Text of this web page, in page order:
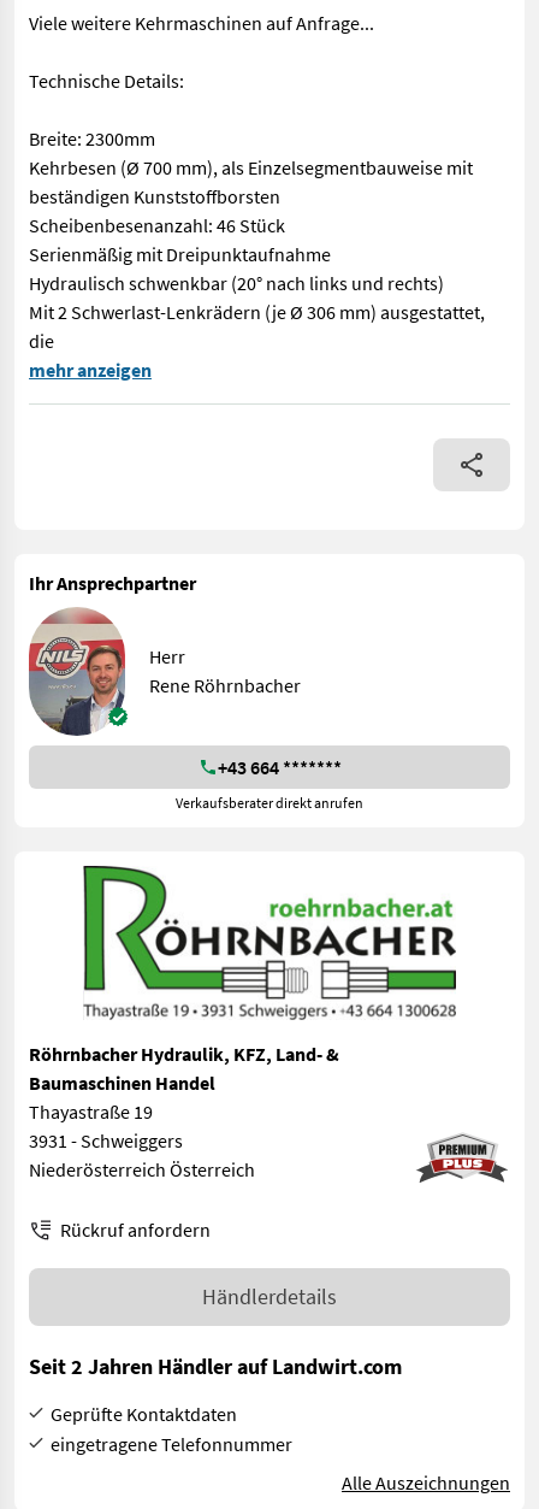
Viele weitere Kehrmaschinen auf Anfrage...
Technische Details:
Breite: 2300mm
Kehrbesen (Ø 700 mm), als Einzelsegmentbauweise mit
beständigen Kunststoffborsten
Scheibenbesenanzahl: 46 Stück
Serienmäßig mit Dreipunktaufnahme
Hydraulisch schwenkbar (20° nach links und rechts)
Mit 2 Schwerlast-Lenkrädern (je Ø 306 mm) ausgestattet,
die
Neue Fliegl Kehrmaschine für höchste Einsätze. Jetzt als
mehr anzeigen
Ihr Ansprechpartner
Herr
Rene Röhrnbacher
+43 664 *******
Verkaufsberater direkt anrufen
Röhrnbacher Hydraulik, KFZ, Land- &
Baumaschinen Handel
Thayastraße 19
3931 - Schweiggers
Niederösterreich Österreich
Rückruf anfordern
Händlerdetails
Seit 2 Jahren Händler auf Landwirt.com
Geprüfte Kontaktdaten
eingetragene Telefonnummer
Alle Auszeichnungen